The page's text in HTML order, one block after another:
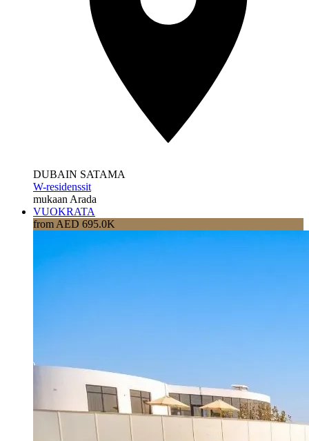
DUBAIN SATAMA
W-residenssit
mukaan Arada
VUOKRATA
from AED 695.0K